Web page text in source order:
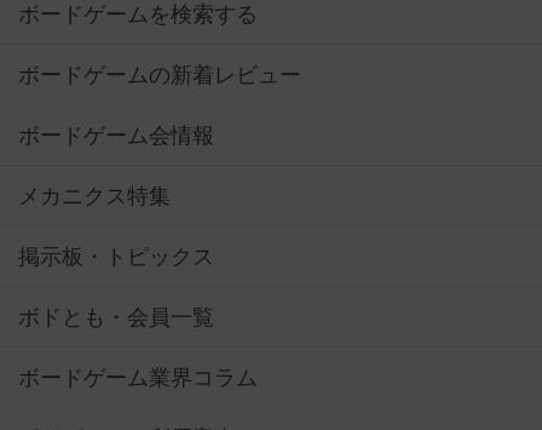
ボードゲームを検索する
ボードゲームの新着レビュー
ボードゲーム会情報
メカニクス特集
掲示板・トピックス
ボドとも・会員一覧
ボードゲーム業界コラム